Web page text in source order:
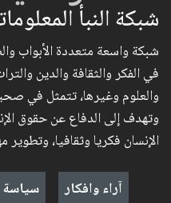
شبكة النبأ
شبكة واسعة متعددة الأبواب
في الفكر والثقافة والدين
والعلوم وغيرها، تتمثل في
وتهدف إلى الدفاع عن حقوق
الإنسان فكريا وثقافيا، وتطوير
آراء وافكار
سياسة